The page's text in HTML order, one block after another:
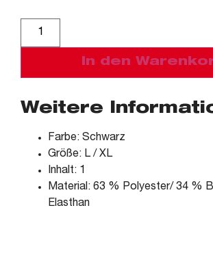
In den
Weitere
Farbe: Schwarz
Größe: L / XL
Inhalt: 1
Material: 63 % Polyester/ 34 %
Elasthan